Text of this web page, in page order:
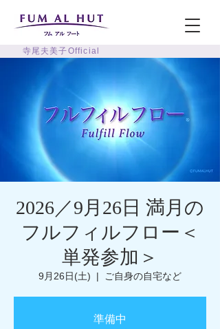
寺尾夫美子Official
2026／9月26日 満月の
フルフィルフロー＜
単発参加＞
9月26日(土)
  |
ご自身の自宅など
準備中